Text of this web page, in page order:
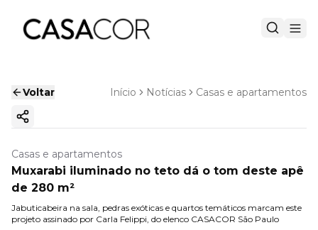
Voltar Início Notícias Casas e apartamentos
Copiar link
Casas e apartamentos
Muxarabi iluminado no teto dá o tom deste apê
de 280 m²
Jabuticabeira na sala, pedras exóticas e quartos temáticos marcam este
projeto assinado por Carla Felippi, do elenco CASACOR São Paulo